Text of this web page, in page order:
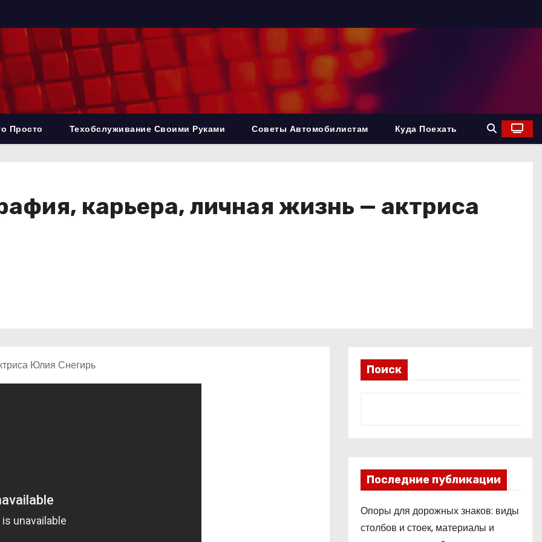
Просто Техобслуживание Своими Руками Советы Автомобилистам Куда Поехать
карьера, личная жизнь — актриса
Поиск
Последние публикации
Опоры для дорожных знаков: виды
столбов и стоек, материалы и